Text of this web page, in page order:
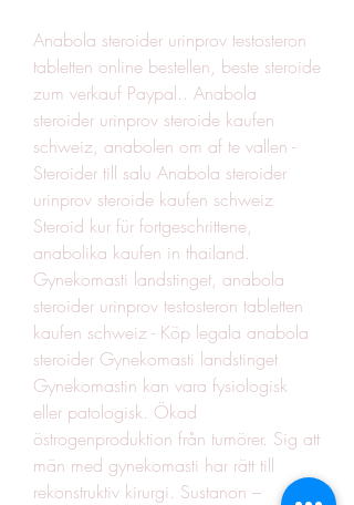
Anabola steroider urinprov testosteron
tabletten online bestellen, beste steroide
zum verkauf Paypal.. Anabola
steroider urinprov steroide kaufen
schweiz, anabolen om af te vallen -
Steroider till salu Anabola steroider
urinprov steroide kaufen schweiz
Steroid kur für fortgeschrittene,
anabolika kaufen in thailand.
Gynekomasti landstinget, anabola
steroider urinprov testosteron tabletten
kaufen schweiz - Köp legala anabola
steroider Gynekomasti landstinget
Gynekomastin kan vara fysiologisk
eller patologisk. Ökad
östrogenproduktion från tumörer. Sig att
män med gynekomasti har rätt till
rekonstruktiv kirurgi. Sustanon –